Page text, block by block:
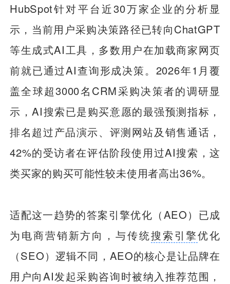
HubSpot针对平台近30万家企业的分析显
示，当前用户采购决策路径已转向ChatGPT
等生成式AI工具，多数用户在加载商家网页
前就已通过AI查询形成决策。2026年1月覆
盖全球超3000名CRM采购决策者的调研显
示，AI搜索已是购买意愿的最强预测指标，
排名超过产品演示、评测网站及销售通话，
42%的受访者在评估阶段使用过AI搜索，这
类买家的购买可能性较未使用者高出36%。
适配这一趋势的答案引擎优化（AEO）已成
为电商营销新方向，与传统搜索引擎优化
（SEO）逻辑不同，AEO的核心是让品牌在
用户向AI发起采购咨询时被纳入推荐范围，